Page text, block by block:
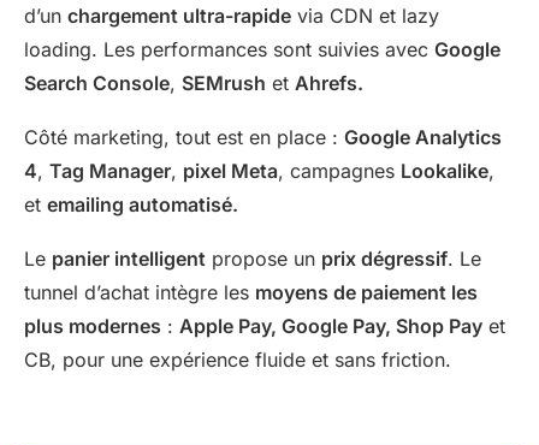
d’un chargement ultra-rapide via CDN et lazy
loading. Les performances sont suivies avec Google
Search Console, SEMrush et Ahrefs.
Côté marketing, tout est en place : Google Analytics
4, Tag Manager, pixel Meta, campagnes Lookalike,
et emailing automatisé.
Le panier intelligent propose un prix dégressif. Le
tunnel d’achat intègre les moyens de paiement les
plus modernes : Apple Pay, Google Pay, Shop Pay et
CB, pour une expérience fluide et sans friction.